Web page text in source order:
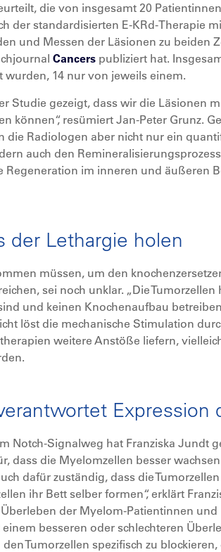
die von insgesamt 20
der standardisierten E-KRd-Therapie
und Messen der Läsionen zu beiden
Cancers publiziert hat.
14 nur von jeweils einem.
Studie gezeigt, dass wir die Läsionen
können“, resümiert Jan-Peter Grunz.
die Radiologen aber nicht nur ein
auch den
im inneren und äußeren
der Lethargie holen
müssen, um den
sei noch unklar. „Die
und keinen Knochenaufbau
löst die mechanische Stimulation
weitere Anstöße liefern,
Expression
Notch-Signalweg hat Franziska Jundt
dass die Myelomzellen besser
dafür zuständig, dass die
ihr Bett selber formen“, erklärt
der Myelom-Patientinnen
besseren oder schlechteren
Tumorzellen spezifisch zu